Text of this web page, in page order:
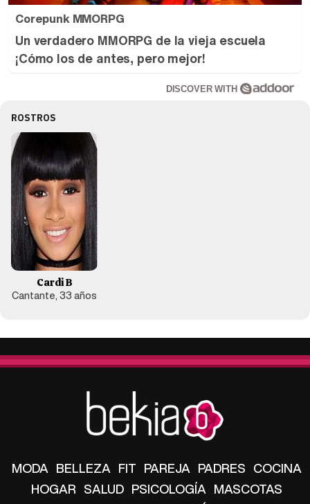
Corepunk MMORPG
Un verdadero MMORPG de la vieja escuela
¡Cómo los de antes, pero mejor!
DISCOVER WITH
ROSTROS
Cardi B
Cantante, 33 años
MODA BELLEZA FIT PAREJA PADRES COCINA
HOGAR SALUD PSICOLOGÍA MASCOTAS